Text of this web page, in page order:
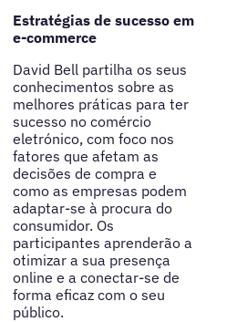
Estratégias de sucesso em
e-commerce
David Bell partilha os seus
conhecimentos sobre as
melhores práticas para ter
sucesso no comércio
eletrónico, com foco nos
fatores que afetam as
decisões de compra e
como as empresas podem
adaptar-se à procura do
consumidor. Os
participantes aprenderão a
otimizar a sua presença
online e a conectar-se de
forma eficaz com o seu
público.